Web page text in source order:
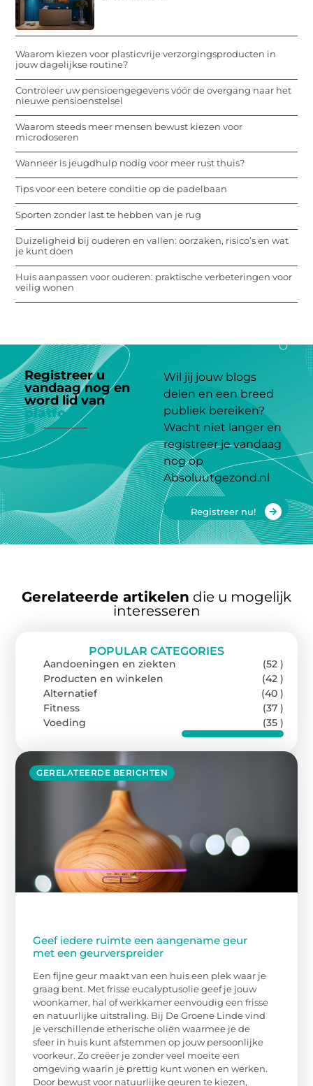
Waarom kiezen voor plasticvrije verzorgingsproducten in
jouw dagelijkse routine?
Controleer uw pensioengegevens vóór de overgang naar het
nieuwe pensioenstelsel
Waarom steeds meer mensen bewust kiezen voor
microdoseren
Wanneer is jeugdhulp nodig voor meer rust thuis?
Tips voor een betere conditie op de padelbaan
Sporten zonder last te hebben van je rug
Duizeligheid bij ouderen en vallen: oorzaken, risico’s en wat
je kunt doen
Huis aanpassen voor ouderen: praktische verbeteringen voor
veilig wonen
Registreer u
vandaag nog en
word lid van
platform
Wil jij jouw blogs
delen en een breed
publiek bereiken?
Wacht niet langer en
registreer je vandaag
nog op
Absoluutgezond.nl
Registreer nu!
Gerelateerde artikelen die u mogelijk
interesseren
GERELATEERDE BERICHTEN
Geef iedere ruimte een aangename geur
met een geurverspreider
Een fijne geur maakt van een huis een plek waar je
graag bent. Met frisse eucalyptusolie geef je jouw
woonkamer, hal of werkkamer eenvoudig een frisse
en natuurlijke uitstraling. Bij De Groene Linde vind
je verschillende etherische oliën waarmee je de
sfeer in huis kunt afstemmen op jouw persoonlijke
voorkeur. Zo creëer je zonder veel moeite een
omgeving waarin je prettig kunt wonen en werken.
Door bewust voor natuurlijke geuren te kiezen,
POPULAR CATEGORIES
Aandoeningen en ziekten
(52 )
Producten en winkelen
(42 )
Alternatief
(40 )
Fitness
(37 )
Voeding
(35 )